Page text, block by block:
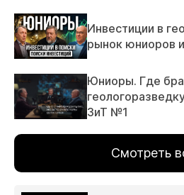
Инвестиции в
рынок юниоров
Юниоры. Где
ЗиТ №1
Смотреть